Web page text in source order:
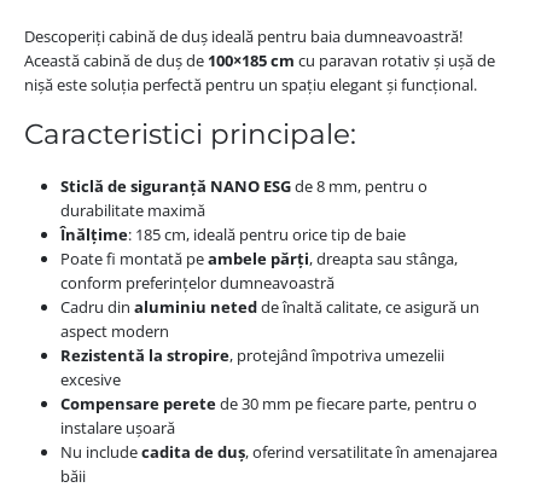
Descoperiți cabină de duș ideală pentru baia dumneavoastră!
Această cabină de duș de 100×185 cm cu paravan rotativ și ușă de
nișă este soluția perfectă pentru un spațiu elegant și funcțional.
Caracteristici principale:
Sticlă de siguranță NANO ESGde 8 mm, pentru o
durabilitate maximă
Înălțime: 185 cm, ideală pentru orice tip de baie
Poate fi montată peambele părți, dreapta sau stânga,
conform preferințelor dumneavoastră
Cadru din aluminiu netedde înaltă calitate, ce asigură un
aspect modern
Rezistentă la stropire, protejând împotriva umezelii
excesive
Compensare peretede 30 mm pe fiecare parte, pentru o
instalare ușoară
Nu includecadita de duș, oferind versatilitate în amenajarea
băii